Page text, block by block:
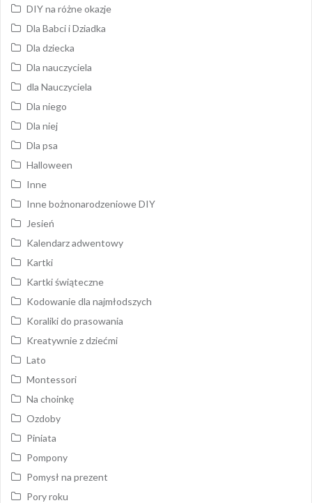
DIY na różne okazje
Dla Babci i Dziadka
Dla dziecka
Dla nauczyciela
dla Nauczyciela
Dla niego
Dla niej
Dla psa
Halloween
Inne
Inne bożnonarodzeniowe DIY
Jesień
Kalendarz adwentowy
Kartki
Kartki świąteczne
Kodowanie dla najmłodszych
Koraliki do prasowania
Kreatywnie z dziećmi
Lato
Montessori
Na choinkę
Ozdoby
Piniata
Pompony
Pomysł na prezent
Pory roku